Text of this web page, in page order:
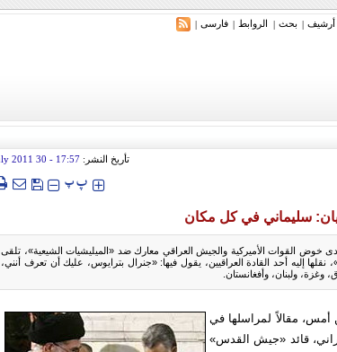
أرشیف | بحث | الروابط | فارسی |
تأريخ النشر:17:57
- 30 July 2011
‍‍‍ پپ
سليماني في كل مكان
الإطار، تذكر «الغارديان» أنه في عام 2008، ولدى خوض القوات الأميركية والجيش العراقي معارك ضد «الميليشيات الشيعية»، تلقى
إليه أحد القادة العراقيين، يقول فيها: «جنرال بترايوس، عليك أن تعرف أنني،
ولبنان، وأفغانستان.
أمس، مقالاً لمراسلها في
قائد «جيش القدس»